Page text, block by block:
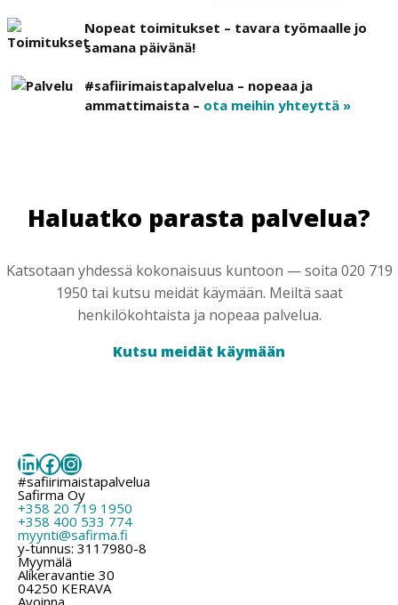
Nopeat toimitukset – tavara työmaalle jo
samana päivänä!
#safiirimaistapalvelua – nopeaa ja
ammattimaista – ota meihin yhteyttä »
Haluatko parasta palvelua?
Katsotaan yhdessä kokonaisuus kuntoon — soita 020 719
1950 tai kutsu meidät käymään. Meiltä saat
henkilökohtaista ja nopeaa palvelua.
Kutsu meidät käymään
LinkedIn
Facebook
Instagram
#safiirimaistapalvelua
Safirma Oy
+358 20 719 1950
+358 400 533 774
myynti@safirma.fi
y-tunnus: 3117980-8
Myymälä
Alikeravantie 30
04250 KERAVA
Avoinna